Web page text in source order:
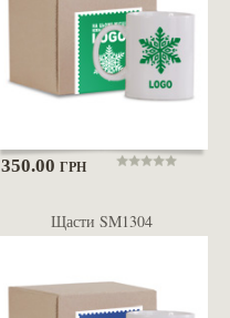
350.00ГРН
Щасти SM1304